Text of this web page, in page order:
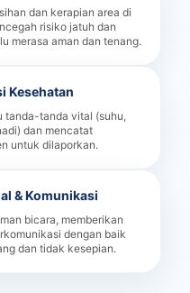
dan kerapian area di
risiko jatuh dan
merasa aman dan tenang.
Kesehatan
tanda-tanda vital (suhu,
dan mencatat
untuk dilaporkan.
& Komunikasi
bicara, memberikan
dengan baik
dan tidak kesepian.